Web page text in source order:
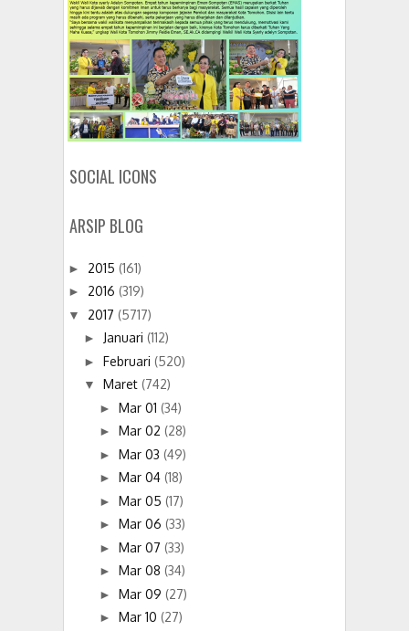
SOCIAL ICONS
ARSIP BLOG
► 2015 (161)
► 2016 (319)
▼ 2017 (5717)
► Januari (112)
► Februari (520)
▼ Maret (742)
► Mar 01 (34)
► Mar 02 (28)
► Mar 03 (49)
► Mar 04 (18)
► Mar 05 (17)
► Mar 06 (33)
► Mar 07 (33)
► Mar 08 (34)
► Mar 09 (27)
► Mar 10 (27)